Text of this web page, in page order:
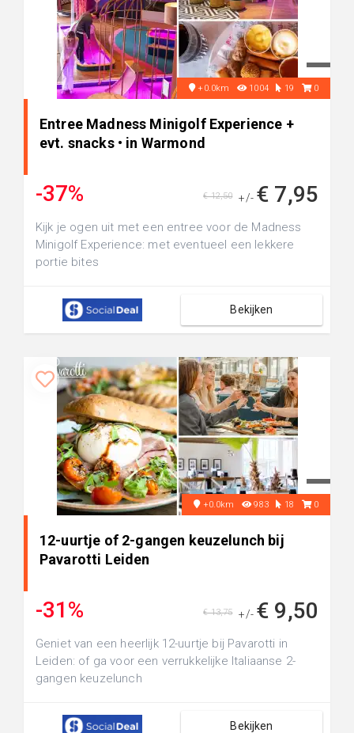
+0.0km 1004 19 0
Entree Madness Minigolf Experience +
evt. snacks • in Warmond
-37% +/- € 7,95
€ 12,50
Kijk je ogen uit met een entree voor de Madness
Minigolf Experience: met eventueel een lekkere
portie bites
Bekijken
+0.0km 983 18 0
12-uurtje of 2-gangen keuzelunch bij
Pavarotti Leiden
-31% +/- € 9,50
€ 13,75
Geniet van een heerlijk 12-uurtje bij Pavarotti in
Leiden: of ga voor een verrukkelijke Italiaanse 2-
gangen keuzelunch
Bekijken